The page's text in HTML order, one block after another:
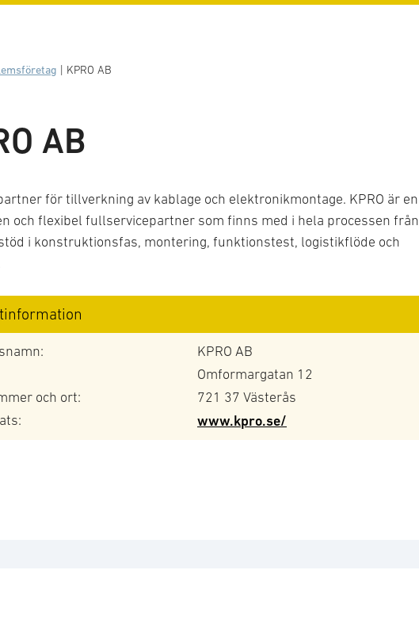
KPRO AB
AB
för tillverkning av kablage och elektronikmontage. KPRO är en
och flexibel fullservicepartner som finns med i hela processen från
i konstruktionsfas, montering, funktionstest, logistikflöde och
KPRO AB
Omformargatan 12
och ort:
721 37 Västerås
www.kpro.se/